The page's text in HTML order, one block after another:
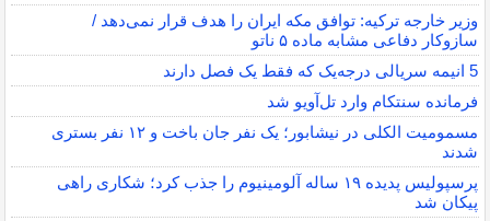
وزیر خارجه ترکیه: توافق مکه ایران را هدف قرار نمی‌دهد /
سازوکار دفاعی مشابه ماده ۵ ناتو
5 انیمه سریالی درجه‌یک که فقط یک فصل دارند
فرمانده سنتکام وارد تل‌آویو شد
مسمومیت الکلی در نیشابور؛ یک نفر جان باخت و ۱۲ نفر بستری
شدند
پرسپولیس پدیده ۱۹ ساله آلومینیوم را جذب کرد؛ شکاری راهی
پیکان شد